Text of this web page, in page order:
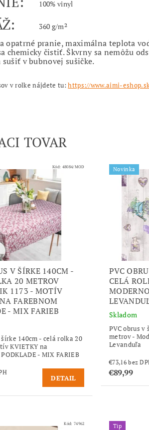
100% vinyl
360 g/m²
v rolke nájdete tu:https://www.aimi-
TOVAR
Kód: 48084/MOD
V ŠÍRKE 140CM -
20 METROV
1173 - MOTÍV
FAREBNOM
- MIX FARIEB
šírke 140cm - celá rolka 20
KVIETKY na
- MIX FARIEB
DETAIL
Novinka
PVC
CELÁ
Skladom
PVC obrus v
metrov -
Levanduľa
€73,16 bez
€89,99
Kód: 74962
Tip